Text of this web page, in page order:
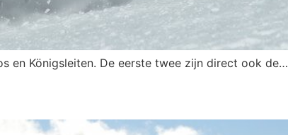
en Königsleiten. De eerste twee zijn direct ook de…